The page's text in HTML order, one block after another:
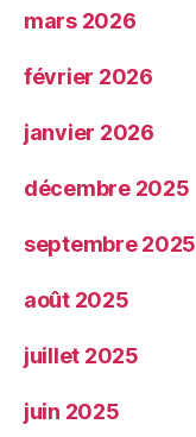
mars 2026
février 2026
janvier 2026
décembre 2025
septembre 2025
août 2025
juillet 2025
juin 2025